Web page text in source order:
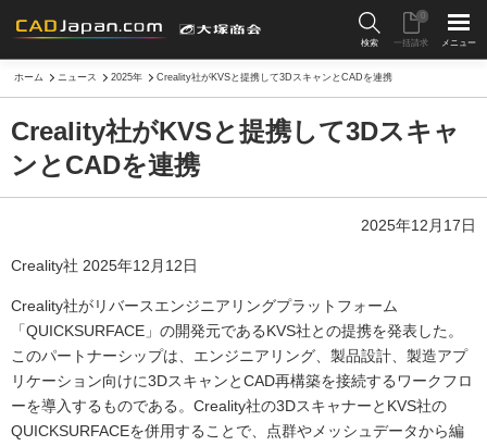
検索 一括請求
0
メニュー
ホーム ニュース 2025年 Creality社がKVSと提携して3DスキャンとCADを連携
Creality社がKVSと提携して3Dスキャ
ンとCADを連携
2025年12月17日
Creality社 2025年12月12日
Creality社がリバースエンジニアリングプラットフォーム
「QUICKSURFACE」の開発元であるKVS社との提携を発表した。
このパートナーシップは、エンジニアリング、製品設計、製造アプ
リケーション向けに3DスキャンとCAD再構築を接続するワークフロ
ーを導入するものである。Creality社の3DスキャナーとKVS社の
QUICKSURFACEを併用することで、点群やメッシュデータから編